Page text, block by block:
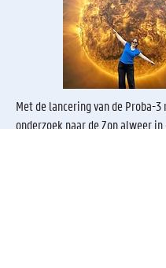
Met de lancering van de Proba-
onderzoek naar de Zon alweer in